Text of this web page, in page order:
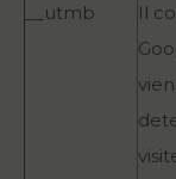
__utmb
Il